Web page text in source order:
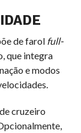
de farol full-
que integra
e modos
cruzeiro